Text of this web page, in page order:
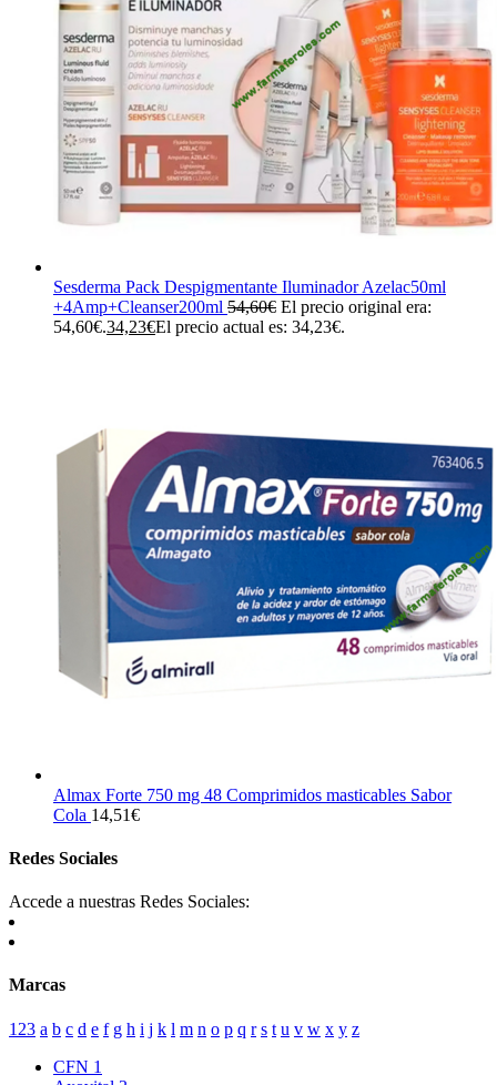
Sesderma Pack Despigmentante Iluminador Azelac50ml
+4Amp+Cleanser200ml 54,60€ El precio original era:
54,60€.34,23€El precio actual es: 34,23€.
Almax Forte 750 mg 48 Comprimidos masticables Sabor
Cola 14,51€
Redes Sociales
Accede a nuestras Redes Sociales:
Marcas
123 a b c d e f g h i j k l m n o p q r s t u v w x y z
CFN 1